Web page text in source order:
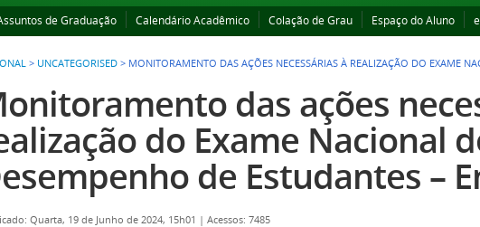
de Graduação Calendário Acadêmico Colação de Grau Espaço do Aluno
> UNCATEGORISED > MONITORAMENTO DAS AÇÕES NECESSÁRIAS À REALIZAÇÃO DO EXAME
das ações
do Exame Nacional
de Estudantes –
Quarta, 19 de Junho de 2024, 15h01 | Acessos: 7485